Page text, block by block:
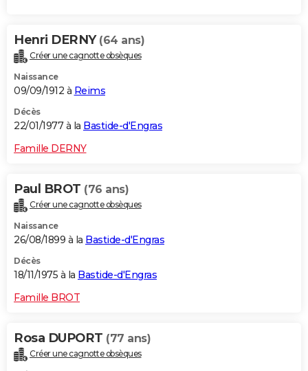
Henri DERNY (64 ans)
Créer une cagnotte obsèques
Naissance
09/09/1912 à Reims
Décès
22/01/1977 à la Bastide-d'Engras
Famille DERNY
Paul BROT (76 ans)
Créer une cagnotte obsèques
Naissance
26/08/1899 à la Bastide-d'Engras
Décès
18/11/1975 à la Bastide-d'Engras
Famille BROT
Rosa DUPORT (77 ans)
Créer une cagnotte obsèques